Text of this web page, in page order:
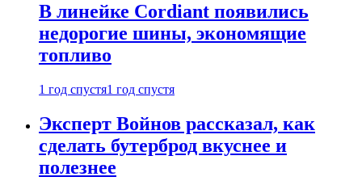
В линейке Cordiant появились
недорогие шины, экономящие
топливо
1 год спустя1 год спустя
Эксперт Войнов рассказал, как
сделать бутерброд вкуснее и
полезнее